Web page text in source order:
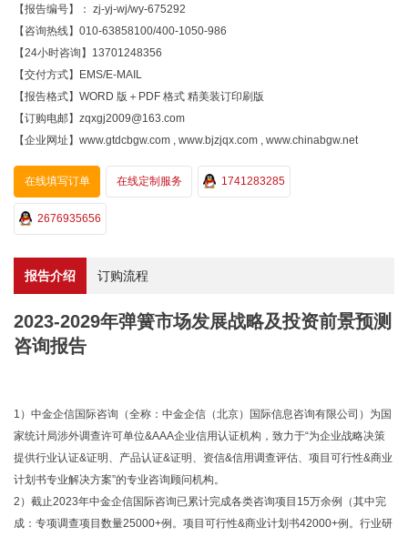
【报告编号】： zj-yj-wj/wy-675292
【咨询热线】010-63858100/400-1050-986
【24小时咨询】13701248356
【交付方式】EMS/E-MAIL
【报告格式】WORD 版＋PDF 格式 精美装订印刷版
【订购电邮】zqxgj2009@163.com
【企业网址】www.gtdcbgw.com , www.bjzjqx.com , www.chinabgw.net
在线填写订单 在线定制服务 1741283285
2676935656
报告介绍 订购流程
2023-2029年弹簧市场发展战略及投资前景预测
咨询报告
1）中金企信国际咨询（全称：中金企信（北京）国际信息咨询有限公司）为国
家统计局涉外调查许可单位&AAA企业信用认证机构，致力于“为企业战略决策
提供行业认证&证明、产品认证&证明、资信&信用调查评估、项目可行性&商业
计划书专业解决方案”的专业咨询顾问机构。
2）截止2023年中金企信国际咨询已累计完成各类咨询项目15万余例（其中完
成：专项调查项目数量25000+例。项目可行性&商业计划书42000+例。行业研